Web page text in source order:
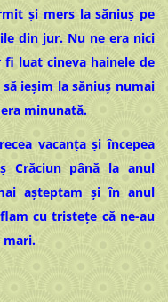
și mers la săniuș pe
din jur. Nu ne era nici
fi luat cineva hainele de
ieșim la săniuș numai
minunată.
vacanța și începea
Crăciun până la anul
așteptam și în anul
cu tristețe că ne-au
mari.